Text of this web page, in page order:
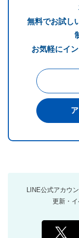
無料でお試し
お気軽にイ
LINE公式アカウ
更新・イ